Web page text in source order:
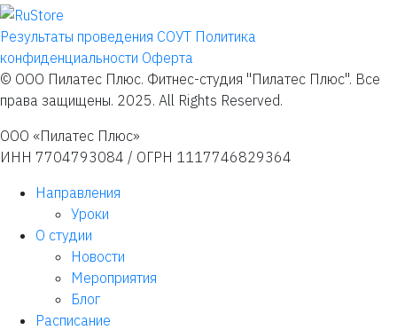
Результаты проведения СОУТ Политика
конфиденциальности Оферта
© ООО Пилатес Плюс. Фитнес-студия "Пилатес Плюс". Все
права защищены. 2025. All Rights Reserved.
ООО «Пилатес Плюс»
ИНН 7704793084 / ОГРН 1117746829364
Направления
Уроки
О студии
Новости
Мероприятия
Блог
Расписание